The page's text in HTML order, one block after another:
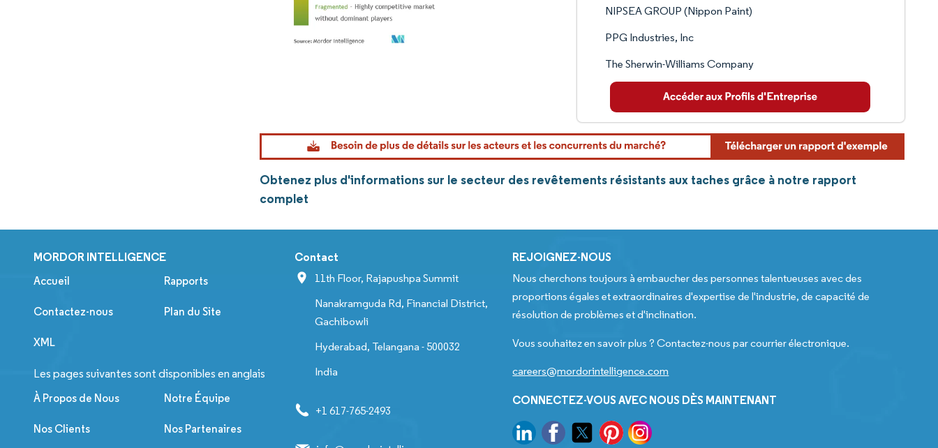
NIPSEA GROUP (Nippon Paint)
PPG Industries, Inc
The Sherwin-Williams Company
Obtenez plus d'informations sur le secteur des revêtements résistants aux taches grâce à notre rapport
complet
MORDOR INTELLIGENCE
Accueil Rapports
Contactez-nous Plan du Site
XML
Les pages suivantes sont disponibles en anglais
À Propos de Nous Notre Équipe
Nos Clients Nos Partenaires
Contact
11th Floor, Rajapushpa Summit
Nanakramguda Rd, Financial District,
Gachibowli
Hyderabad, Telangana - 500032
India
+1 617-765-2493
REJOIGNEZ-NOUS
Nous cherchons toujours à embaucher des personnes talentueuses avec des
proportions égales et extraordinaires d'expertise de l'industrie, de capacité de
résolution de problèmes et d'inclination.
Vous souhaitez en savoir plus ? Contactez-nous par courrier électronique.
careers@mordorintelligence.com
CONNECTEZ-VOUS AVEC NOUS DÈS MAINTENANT